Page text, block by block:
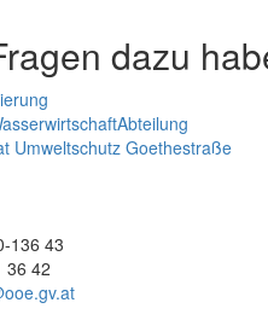
dazu
Abteilung
Umweltschutz Goethestraße
136 43
36 42